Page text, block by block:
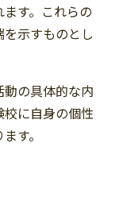
す。これらの
示すものとし
の具体的な内
に自身の個性
す。